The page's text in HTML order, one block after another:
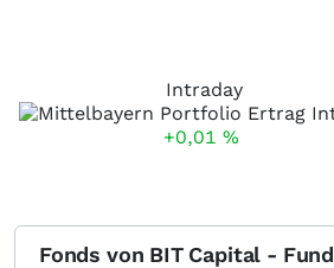
Intraday
+0,01 %
Fonds von BIT Capital - Fund